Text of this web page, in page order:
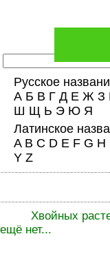
Русское
А Б В Г Д Е Ж З
Ш Щ Ь Э Ю Я
Латинское
A B C D E F G H
Y Z
Хвойных
ещё нет...